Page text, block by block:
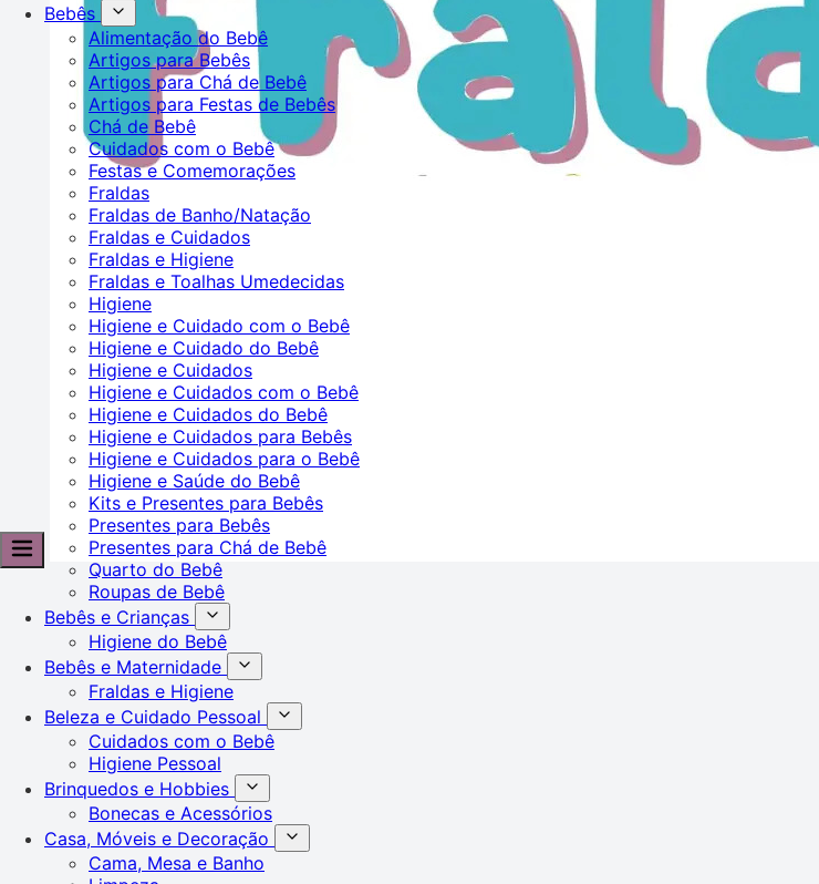
Bebês
Alimentação do Bebê
Artigos para Bebês
Artigos para Chá de Bebê
Artigos para Festas de Bebês
Chá de Bebê
Cuidados com o Bebê
Festas e Comemorações
Fraldas
Fraldas de Banho/Natação
Fraldas e Cuidados
Fraldas e Higiene
Fraldas e Toalhas Umedecidas
Higiene
Higiene e Cuidado com o Bebê
Higiene e Cuidado do Bebê
Higiene e Cuidados
Higiene e Cuidados com o Bebê
Higiene e Cuidados do Bebê
Higiene e Cuidados para Bebês
Higiene e Cuidados para o Bebê
Higiene e Saúde do Bebê
Kits e Presentes para Bebês
Presentes para Bebês
Presentes para Chá de Bebê
Quarto do Bebê
Roupas de Bebê
Bebês e Crianças
Higiene do Bebê
Bebês e Maternidade
Fraldas e Higiene
Beleza e Cuidado Pessoal
Cuidados com o Bebê
Higiene Pessoal
Brinquedos e Hobbies
Bonecas e Acessórios
Casa, Móveis e Decoração
Cama, Mesa e Banho